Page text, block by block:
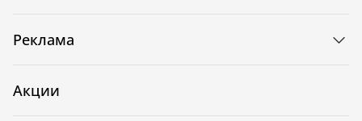
Реклама
Акции